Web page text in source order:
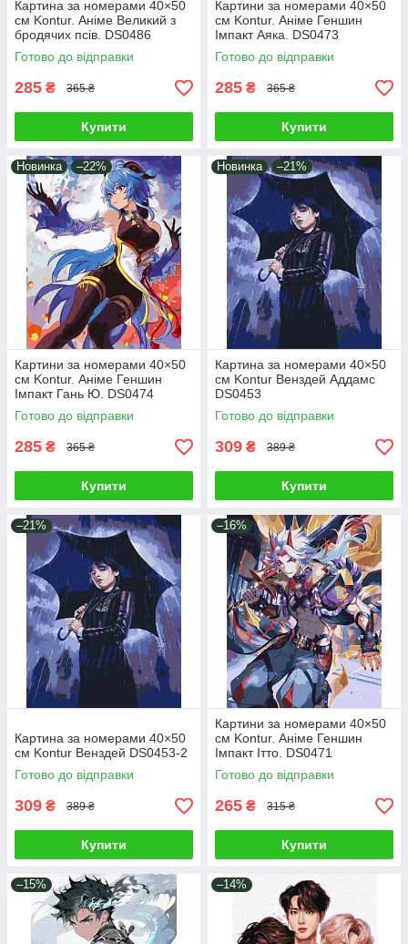
Картина за номерами 40×50
см Kontur. Аніме Великий з
бродячих псів. DS0486
Готово до відправки
285 ₴ 365 ₴
Купити
Картини за номерами 40×50
см Kontur. Аніме Геншин
Імпакт Аяка. DS0473
Готово до відправки
285 ₴ 365 ₴
Купити
Новинка –22%
Картини за номерами 40×50
см Kontur. Аніме Геншин
Імпакт Гань Ю. DS0474
Готово до відправки
285 ₴ 365 ₴
Купити
Новинка –21%
Картина за номерами 40×50
см Kontur Венздей Аддамс
DS0453
Готово до відправки
309 ₴ 389 ₴
Купити
–21%
Картина за номерами 40×50
см Kontur Венздей DS0453-2
Готово до відправки
309 ₴ 389 ₴
Купити
–16%
Картини за номерами 40×50
см Kontur. Аніме Геншин
Імпакт Ітто. DS0471
Готово до відправки
265 ₴ 315 ₴
Купити
–15% –14%